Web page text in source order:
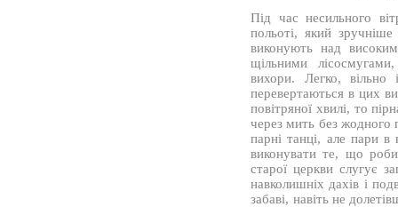
Під час несильного
польоті, який
виконують над
щільними
вихори. Легко,
перевертаються в цих
повітряної хвилі, то
через мить без жодного
парні танці, але пари
виконувати те, що
старої церкви слугує
навколишніх дахів і
забаві, навіть не